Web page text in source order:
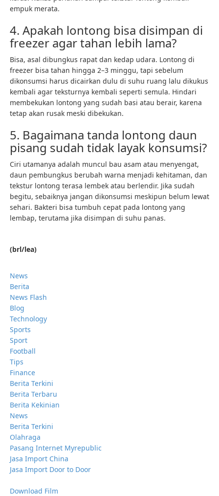
empuk merata.
4. Apakah lontong bisa disimpan di
freezer agar tahan lebih lama?
Bisa, asal dibungkus rapat dan kedap udara. Lontong di
freezer bisa tahan hingga 2–3 minggu, tapi sebelum
dikonsumsi harus dicairkan dulu di suhu ruang lalu dikukus
kembali agar teksturnya kembali seperti semula. Hindari
membekukan lontong yang sudah basi atau berair, karena
tetap akan rusak meski dibekukan.
5. Bagaimana tanda lontong daun
pisang sudah tidak layak konsumsi?
Ciri utamanya adalah muncul bau asam atau menyengat,
daun pembungkus berubah warna menjadi kehitaman, dan
tekstur lontong terasa lembek atau berlendir. Jika sudah
begitu, sebaiknya jangan dikonsumsi meskipun belum lewat
sehari. Bakteri bisa tumbuh cepat pada lontong yang
lembap, terutama jika disimpan di suhu panas.
(brl/lea)
News
Berita
News Flash
Blog
Technology
Sports
Sport
Football
Tips
Finance
Berita Terkini
Berita Terbaru
Berita Kekinian
News
Berita Terkini
Olahraga
Pasang Internet Myrepublic
Jasa Import China
Jasa Import Door to Door
Download Film